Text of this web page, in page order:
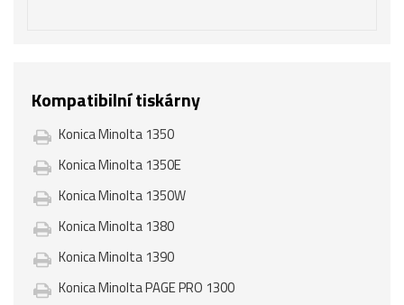
Kompatibilní tiskárny
Konica Minolta 1350
Konica Minolta 1350E
Konica Minolta 1350W
Konica Minolta 1380
Konica Minolta 1390
Konica Minolta PAGE PRO 1300